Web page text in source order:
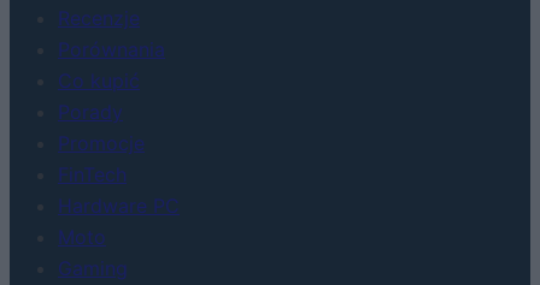
Recenzje
Porównania
Co kupić
Porady
Promocje
FinTech
Hardware PC
Moto
Gaming